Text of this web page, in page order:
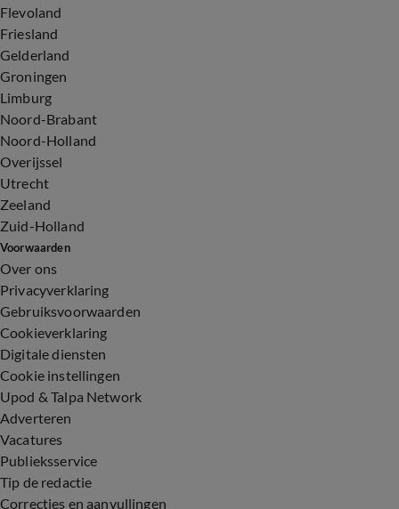
Flevoland
Friesland
Gelderland
Groningen
Limburg
Noord-Brabant
Noord-Holland
Overijssel
Utrecht
Zeeland
Zuid-Holland
Voorwaarden
Over ons
Privacyverklaring
Gebruiksvoorwaarden
Cookieverklaring
Digitale diensten
Cookie instellingen
Upod & Talpa Network
Adverteren
Vacatures
Publieksservice
Tip de redactie
Correcties en aanvullingen